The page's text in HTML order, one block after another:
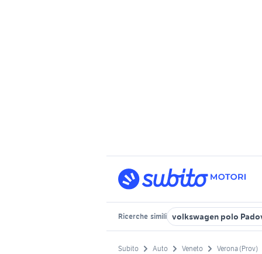
Ricerche simili volkswagen polo
Subito Auto Veneto Verona (Prov)